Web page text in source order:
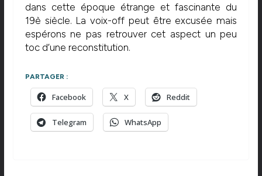
dans cette époque étrange et fascinante du
19è siècle. La voix-off peut être excusée mais
espérons ne pas retrouver cet aspect un peu
toc d’une reconstitution.
PARTAGER :
Facebook X Reddit
Telegram WhatsApp